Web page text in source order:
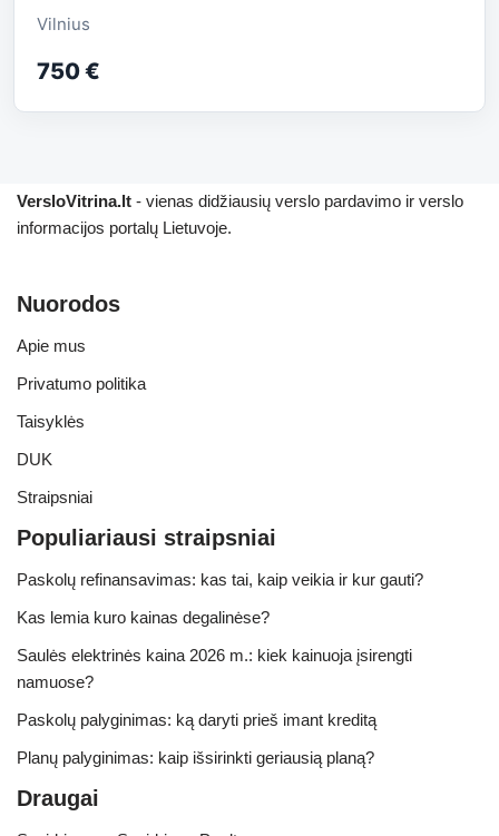
Vilnius
750 €
VersloVitrina.lt - vienas didžiausių verslo pardavimo ir verslo
informacijos portalų Lietuvoje.
Nuorodos
Apie mus
Privatumo politika
Taisyklės
DUK
Straipsniai
Populiariausi straipsniai
Paskolų refinansavimas: kas tai, kaip veikia ir kur gauti?
Kas lemia kuro kainas degalinėse?
Saulės elektrinės kaina 2026 m.: kiek kainuoja įsirengti
namuose?
Paskolų palyginimas: ką daryti prieš imant kreditą
Planų palyginimas: kaip išsirinkti geriausią planą?
Draugai